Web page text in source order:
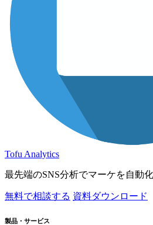
Tofu Analytics
最先端のSNS分析でマーケを自動化
無料で相談する 資料ダウンロード
製品・サービス